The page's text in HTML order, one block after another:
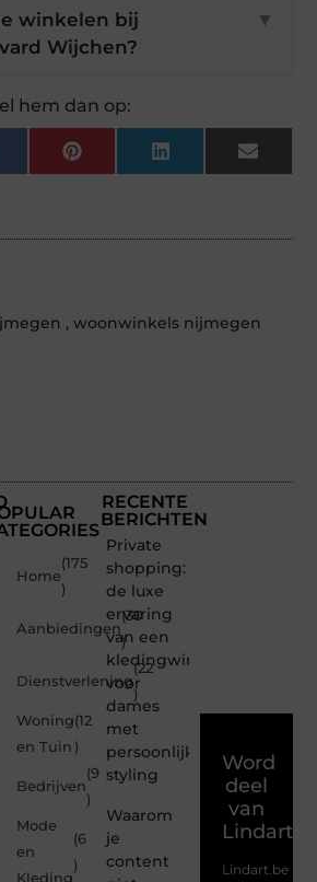
winkelen bij
Wijchen?
▼
hem dan op:
PinterestLinkedInEmail
,woonwinkels nijmegen
Home
(175
)
Aanbiedingen
(30
)
Dienstverlening
(22
)
Woning
en Tuin
(12
)
Bedrijven
(9
)
Mode
en
Kleding
(6
)
RECENTE
BERICHTEN
Private
shopping:
de luxe
ervaring
van een
kledingwinkel
voor
dames
met
persoonlijke
styling
Waarom
je
content
Word
deel
van
Lindart.be